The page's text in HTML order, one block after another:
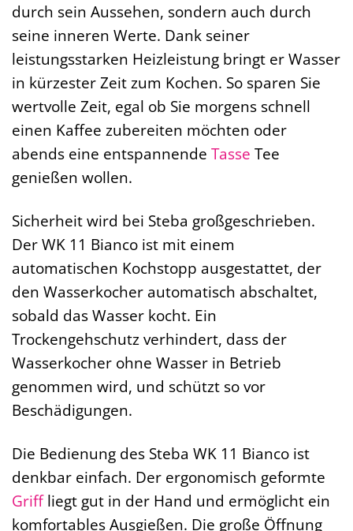
durch sein Aussehen, sondern auch durch
seine inneren Werte. Dank seiner
leistungsstarken Heizleistung bringt er Wasser
in kürzester Zeit zum Kochen. So sparen Sie
wertvolle Zeit, egal ob Sie morgens schnell
einen Kaffee zubereiten möchten oder
abends eine entspannende Tasse Tee
genießen wollen.
Sicherheit wird bei Steba großgeschrieben.
Der WK 11 Bianco ist mit einem
automatischen Kochstopp ausgestattet, der
den Wasserkocher automatisch abschaltet,
sobald das Wasser kocht. Ein
Trockengehschutz verhindert, dass der
Wasserkocher ohne Wasser in Betrieb
genommen wird, und schützt so vor
Beschädigungen.
Die Bedienung des Steba WK 11 Bianco ist
denkbar einfach. Der ergonomisch geformte
Griffliegt gut in der Hand und ermöglicht ein
komfortables Ausgießen. Die große Öffnung